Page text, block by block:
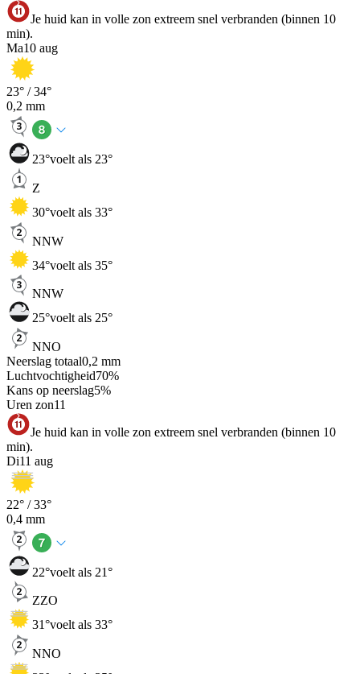
Je huid kan in volle zon extreem snel verbranden (binnen 10
min).
Ma10 aug
23° /34°
0,2 mm
23°voelt als 23°
Z
30°voelt als 33°
NNW
34°voelt als 35°
NNW
25°voelt als 25°
NNO
Neerslag totaal0,2 mm
Luchtvochtigheid70%
Kans op neerslag5%
Uren zon11
Je huid kan in volle zon extreem snel verbranden (binnen 10
min).
Di11 aug
22° /33°
0,4 mm
22°voelt als 21°
ZZO
31°voelt als 33°
NNO